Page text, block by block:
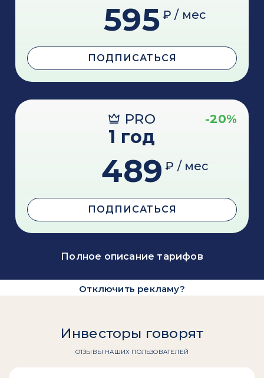
595 ₽ / мес
ПОДПИСАТЬСЯ
PRO -20%
1 год
489 ₽ / мес
ПОДПИСАТЬСЯ
Полное описание тарифов
Отключить рекламу?
Инвесторы говорят
ОТЗЫВЫ НАШИХ ПОЛЬЗОВАТЕЛЕЙ